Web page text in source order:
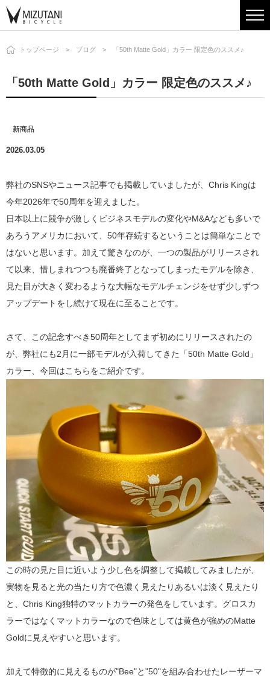
トップページ ブログ 「50th Matte Gold」カラー 限定色のススメ♪
「50th Matte Gold」カラー 限定色のススメ♪
新商品
2026.03.05
弊社のSNSやニュース記事でも掲載していましたが、Chris Kingは
今年2026年で50周年を迎えました。
日本以上に競争が激しくビジネスモデルの変化やM&Aなども多いで
あろうアメリカにおいて、50年存続するということは簡単なことで
はないと思います。加えて驚きなのが、一つの製品がリリースされ
て以来、惜しまれつつも廃番終了となってしまったモデルを除き、
見た目が大きく変わるような大幅なモデルチェンジをせず少しずつ
アップデートをし続けて現在に至ることです。
さて、この記念すべき50周年としてまず初めにリリースされたの
が、弊社にも2月に一部モデルが入荷してきた「50th Matte Gold」
カラー、今回はこちらをご紹介です。
この時の見た目に近いよう少し色を調整して掲載してみましたが、
実物を見ると光の当たり方で色濃く見えたりあるいは淡く見えたり
と、Chris King独特のマットカラーの発色をしています。グロスカ
ラーではなくマットカラーなので色味としては黄色が強めのMatte
Goldに見えやすいと思います。
加えて特徴的に見えるものが"Bee"と"50"を組み合わせたレーザーマ